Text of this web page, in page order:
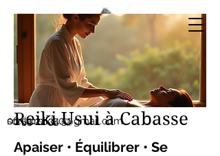
sonia.reiki50@gmail.com
06.59.22.34.51
Sonia SERBINI
Thérapeute soins
énergétiques Reiki Usui
Reiki Usui à Cabasse
Apaiser • Équilibrer • Se